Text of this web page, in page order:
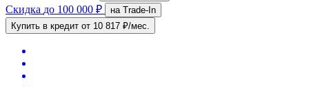
Скидка до 100 000 ₽
на Trade-In
Купить в кредит от 10 817 ₽/мес.